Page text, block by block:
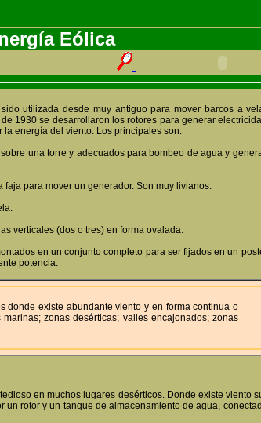
Eólica
utilizada desde muy antiguo para mover barcos a
1930 se desarrollaron los rotores para generar
energía del viento. Los principales son:
una torre y adecuados para bombeo de agua y
para mover un generador. Son muy livianos.
verticales (dos o tres) en forma ovalada.
en un conjunto completo para ser fijados en un
potencia.
donde existe abundante viento y en forma continua o
zonas desérticas; valles encajonados; zonas
en muchos lugares desérticos. Donde existe viento
rotor y un tanque de almacenamiento de agua,